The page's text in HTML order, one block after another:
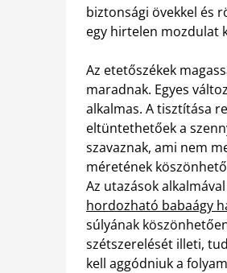
biztonsági övekkel és
egy hirtelen mozdulat
Az etetőszékek
maradnak. Egyes
alkalmas. A tisztítása
eltüntethetőek a
szavaznak, ami nem
méretének
Az utazások
hordozható babaágy
súlyának
szétszerelését illeti,
kell aggódniuk a